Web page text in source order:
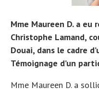
Mme Maureen D. a eu
Christophe Lamand,
Douai, dans le cadre
Témoignage d’un
Mme Maureen D. a